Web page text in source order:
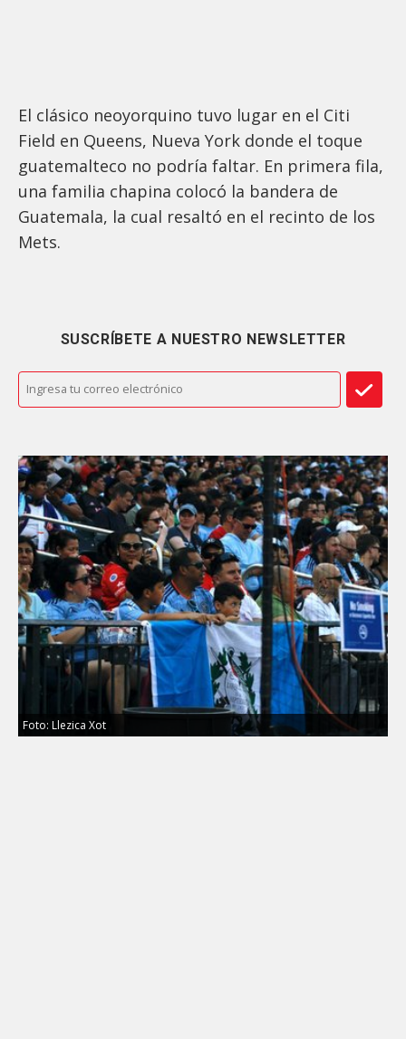
El clásico neoyorquino tuvo lugar en el Citi
Field en Queens, Nueva York donde el toque
guatemalteco no podría faltar. En primera fila,
una familia chapina colocó la bandera de
Guatemala, la cual resaltó en el recinto de los
Mets.
SUSCRÍBETE A NUESTRO NEWSLETTER
Foto: Llezica Xot